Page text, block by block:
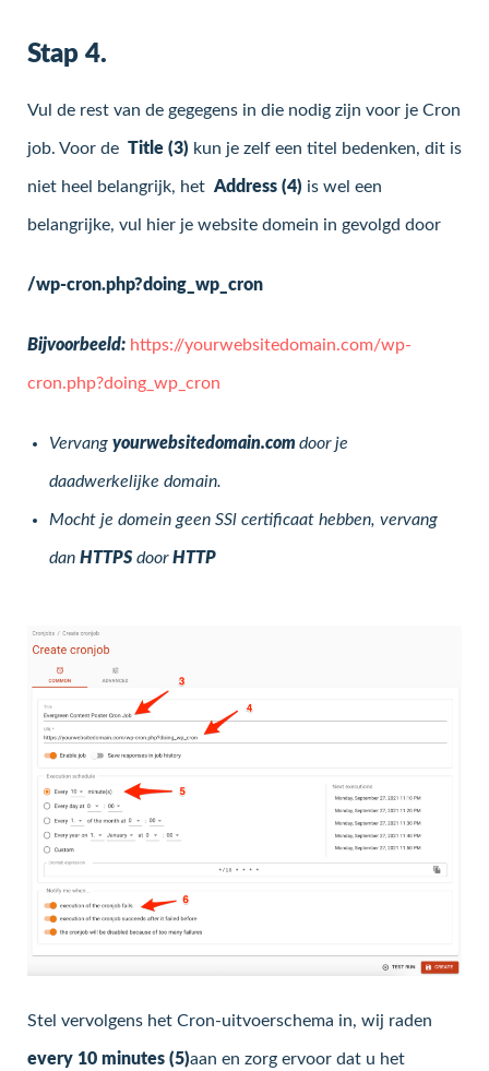
Stap 4.
Vul de rest van de gegegens in die nodig zijn voor je Cron
job. Voor de Title (3) kun je zelf een titel bedenken, dit is
niet heel belangrijk, het Address (4) is wel een
belangrijke, vul hier je website domein in gevolgd door
/wp-cron.php?doing_wp_cron
Bijvoorbeeld: https://yourwebsitedomain.com/wp-
cron.php?doing_wp_cron
Vervang yourwebsitedomain.com door je
daadwerkelijke domain.
Mocht je domein geen SSl certificaat hebben, vervang
dan HTTPSdoorHTTP
Stel vervolgens het Cron-uitvoerschema in, wij raden
every 10 minutes (5)aan en zorg ervoor dat u het